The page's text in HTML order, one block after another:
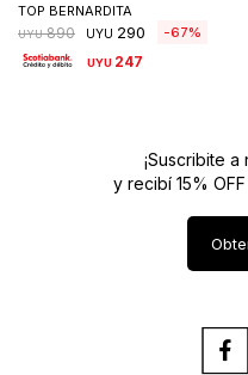
TOP BERNARDITA
UYU 890 UYU 290 67
UYU 247
¡Suscribite
y recibí 15%
